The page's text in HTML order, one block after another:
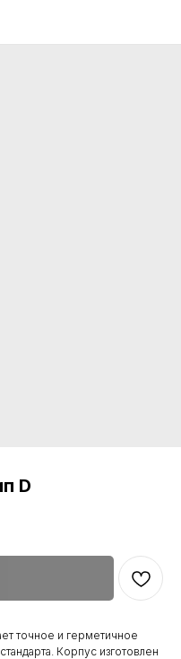
D
точное и герметичное
Корпус изготовлен